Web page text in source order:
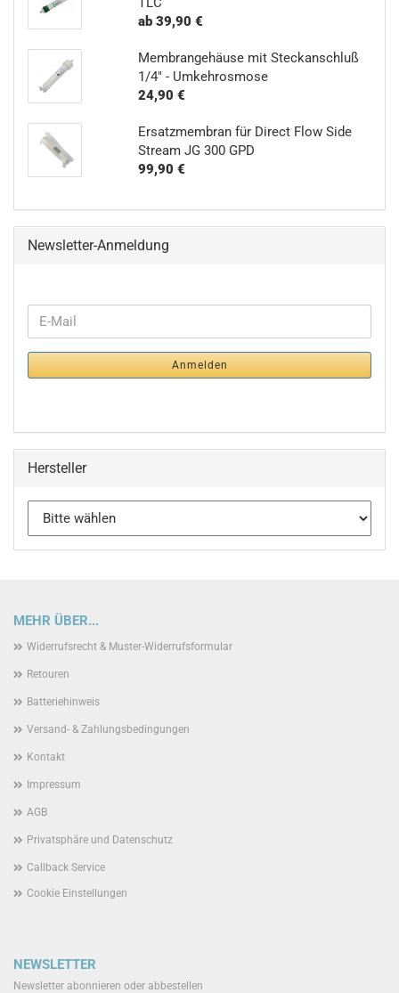
ab 39,90 €
Membrangehäuse mit Steckanschluß
1/4" - Umkehrosmose
24,90 €
Ersatzmembran für Direct Flow Side
Stream JG 300 GPD
99,90 €
Newsletter-Anmeldung
WEITER
ZUR
NEWSLETTER-
ANMELDUNG
E-
Mail
Anmelden
Hersteller
MEHR ÜBER...
Widerrufsrecht & Muster-Widerrufsformular
Retouren
Batteriehinweis
Versand- & Zahlungsbedingungen
Kontakt
Impressum
AGB
Privatsphäre und Datenschutz
Callback Service
Cookie Einstellungen
NEWSLETTER
Newsletter abonnieren oder abbestellen